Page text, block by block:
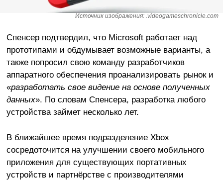
Источник изображения: .videogameschronicle.com
Спенсер подтвердил, что Microsoft работает над
прототипами и обдумывает возможные варианты, а
также попросил свою команду разработчиков
аппаратного обеспечения проанализировать рынок и
«разработать свое видение на основе полученных
данных». По словам Спенсера, разработка любого
устройства займет несколько лет.
В ближайшее время подразделение Xbox
сосредоточится на улучшении своего мобильного
приложения для существующих портативных
устройств и партнёрстве с производителями